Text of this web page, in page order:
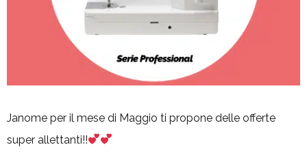
Janome per il mese di Maggio ti propone delle offerte
super allettanti!!